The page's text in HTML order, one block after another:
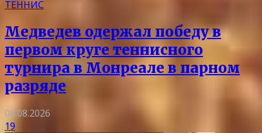
ТЕННИС
Медведев одержал победу в
первом круге теннисного
турнира в Монреале в парном
разряде
08.08.2026
19